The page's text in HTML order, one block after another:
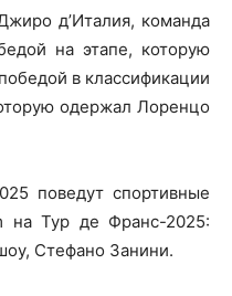
д’Италия, команда
на этапе, которую
в классификации
одержал Лоренцо
поведут спортивные
на Тур де Франс-2025:
Стефано Занини.